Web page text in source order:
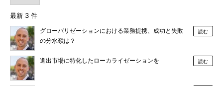
最新 3 件
グローバリゼーションにおける業務提携、成功と失敗
の分水嶺は？
読む
進出市場に特化したローカライゼーションを 読む